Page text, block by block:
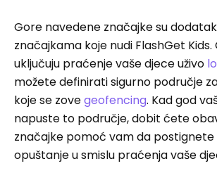
Gore navedene značajke su
značajkama koje nudi FlashGet
uključuju praćenje vaše djece uživo
možete definirati sigurno područje
koje se zovegeofencing. Kad god
napuste to područje, dobit ćete
značajke pomoć vam da
opuštanje u smislu praćenja vaše